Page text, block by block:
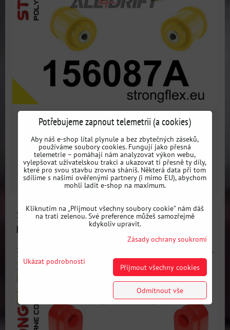
6797 Kč
Dostupnost:3 dni
ZVOLTE VARIANTU
156086B Sada silentbloků předního zavěšení -
Renault III (10-16) RS
156086B: Sada silentbloků přední nápravy - Kompletní sada...
Potřebujeme zapnout telemetrii (a cookies)
Aby náš e-shop lítal plynule a bez zbytečných záseků,
používáme soubory cookies. Fungují jako přesná
telemetrie – pomáhají nám analyzovat výkon webu,
vylepšovat uživatelskou trakci a ukazovat ti přesně ty díly,
které pro svou stavbu zrovna sháníš. Některá data při tom
sdílíme s našimi ověřenými partnery (i mimo EU), abychom
mohli ladit e-shop na maximum.
Kliknutím na „Přijmout všechny soubory cookie" nám dáš
na trati zelenou. Své preference můžeš samozřejmě
kdykoliv upravit.
Zásady ochrany soukromí
Ukázat podrobnosti
Přijmout všechny cookies
Odmítnout vše